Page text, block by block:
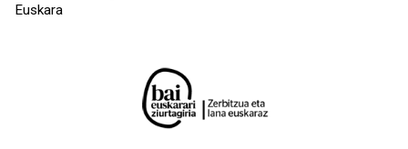
Euskara